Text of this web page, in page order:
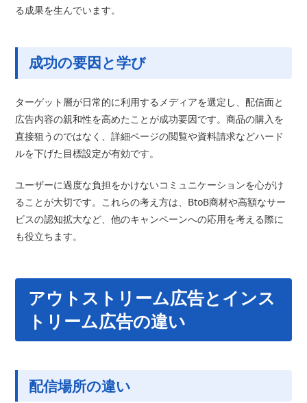
る成果を生んでいます。
成功の要因と学び
ターゲット層が日常的に利用するメディアを選定し、配信面と
広告内容の親和性を高めたことが成功要因です。商品の購入を
直接狙うのではなく、詳細ページの閲覧や資料請求などハード
ルを下げた目標設定が有効です。
ユーザーに過度な負担をかけないコミュニケーションを心がけ
ることが大切です。これらの考え方は、BtoB商材や高額なサー
ビスの認知拡大など、他のキャンペーンへの応用を考える際に
も役立ちます。
アウトストリーム広告とインス
トリーム広告の違い
配信場所の違い